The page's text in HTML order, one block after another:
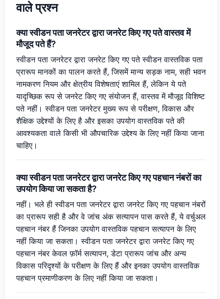
वाले प्रश्न
क्या स्वीडन पता जनरेटर द्वारा जनरेट किए गए पते वास्तव में
मौजूद पते हैं?
स्वीडन पता जनरेटर द्वारा जनरेट किए गए पते स्वीडन वास्तविक पता
प्रारूप मानकों का पालन करते हैं, जिसमें मान्य सड़क नाम, सही भवन
नामकरण नियम और क्षेत्रीय विशेषताएं शामिल हैं, लेकिन ये पते
यादृच्छिक रूप से जनरेट किए गए संयोजन हैं, वास्तव में मौजूद विशिष्ट
पते नहीं। स्वीडन पता जनरेटर मुख्य रूप से परीक्षण, विकास और
शैक्षिक उद्देश्यों के लिए है और इसका उपयोग वास्तविक पते की
आवश्यकता वाले किसी भी औपचारिक उद्देश्य के लिए नहीं किया जाना
चाहिए।
क्या स्वीडन पता जनरेटर द्वारा जनरेट किए गए पहचान नंबरों का
उपयोग किया जा सकता है?
नहीं। भले ही स्वीडन पता जनरेटर द्वारा जनरेट किए गए पहचान नंबरों
का प्रारूप सही है और वे जांच अंक सत्यापन पास करते हैं, ये वर्चुअल
पहचान नंबर हैं जिनका उपयोग वास्तविक पहचान सत्यापन के लिए
नहीं किया जा सकता। स्वीडन पता जनरेटर द्वारा जनरेट किए गए
पहचान नंबर केवल फ़ॉर्म सत्यापन, डेटा प्रारूप जांच और अन्य
विकास परिदृश्यों के परीक्षण के लिए हैं और इनका उपयोग वास्तविक
पहचान प्रमाणीकरण के लिए नहीं किया जा सकता।